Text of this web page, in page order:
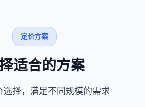
定价方案
适合的方案
选择，满足不同规模的需求